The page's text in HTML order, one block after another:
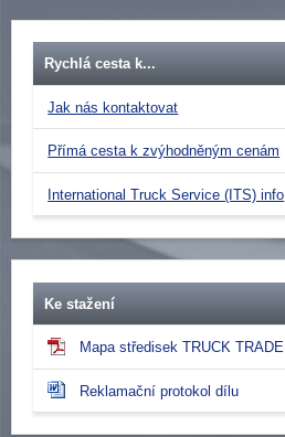
Rychlá cesta k...
Jak nás kontaktovat
Přímá cesta k zvýhodněným cenám
International Truck Service (ITS) info
Ke stažení
Mapa středisek TRUCK TRADE
Reklamační protokol dílu